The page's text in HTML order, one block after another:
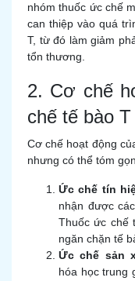
nhóm thuốc ức chế
can thiệp vào quá
T, từ đó làm giảm
tổn thương.
2. Cơ chế
chế tế bào T
Cơ chế hoạt động
nhưng có thể tóm
Ức chế tín
nhận được
Thuốc ức chế
ngăn chặn tế
Ức chế sản
hóa học trung